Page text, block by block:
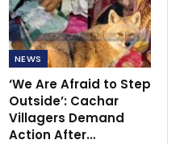
NEWS
‘We Are Afraid to Step
Outside’: Cachar
Villagers Demand
Action After…